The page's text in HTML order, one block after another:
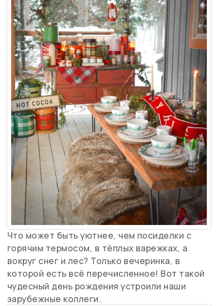
Что может быть уютнее, чем посиделки с
горячим термосом, в тёплых варежках, а
вокруг снег и лес? Только вечеринка, в
которой есть всё перечисленное! Вот такой
чудесный день рождения устроили наши
зарубежные коллеги.